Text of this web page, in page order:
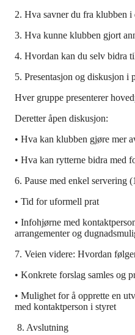
2. Hva savner du fra klubben i
3. Hva kunne klubben gjort
4. Hvordan kan du selv bidra
5. Presentasjon og diskusjon i
Hver gruppe presenterer
Deretter åpen diskusjon:
• Hva kan klubben gjøre mer
• Hva kan rytterne bidra med
6. Pause med enkel servering
• Tid for uformell prat
• Infohjørne med
arrangementer og
7. Veien videre: Hvordan
• Konkrete forslag samles og
• Mulighet for å opprette en
med kontaktperson i styret
8. Avslutning